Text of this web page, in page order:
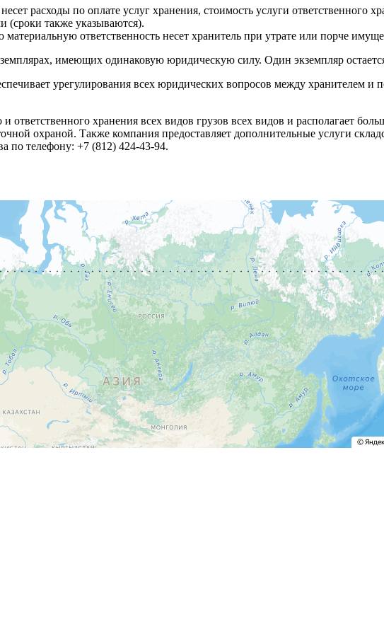
расходы по оплате услуг хранения, стоимость услуги ответственного
(сроки также указываются).
ответственность несет хранитель при утрате или порче
имеющих одинаковую юридическую силу. Один экземпляр
урегулирования всех юридических вопросов между хранителем и
хранения всех видов грузов всех видов и располагает
охраной. Также компания предоставляет дополнительные услуги
по телефону: +7 (812) 424-43-94.